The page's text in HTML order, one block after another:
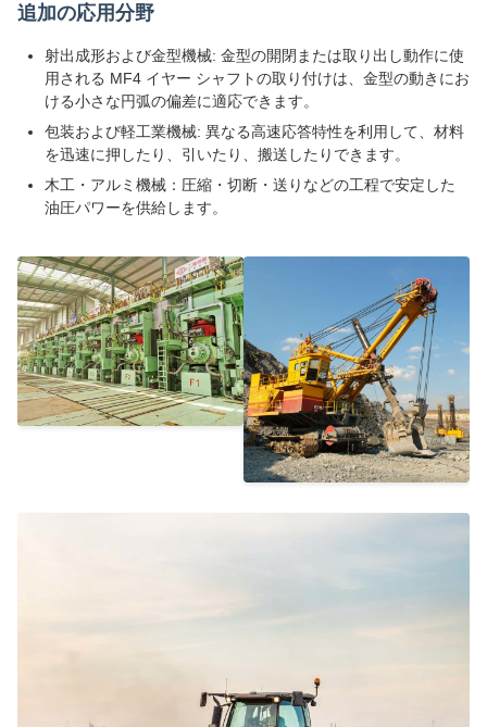
追加の応用分野
射出成形および金型機械: 金型の開閉または取り出し動作に使
用される MF4 イヤー シャフトの取り付けは、金型の動きにお
ける小さな円弧の偏差に適応できます。
包装および軽工業機械: 異なる高速応答特性を利用して、材料
を迅速に押したり、引いたり、搬送したりできます。
木工・アルミ機械：圧縮・切断・送りなどの工程で安定した
油圧パワーを供給します。